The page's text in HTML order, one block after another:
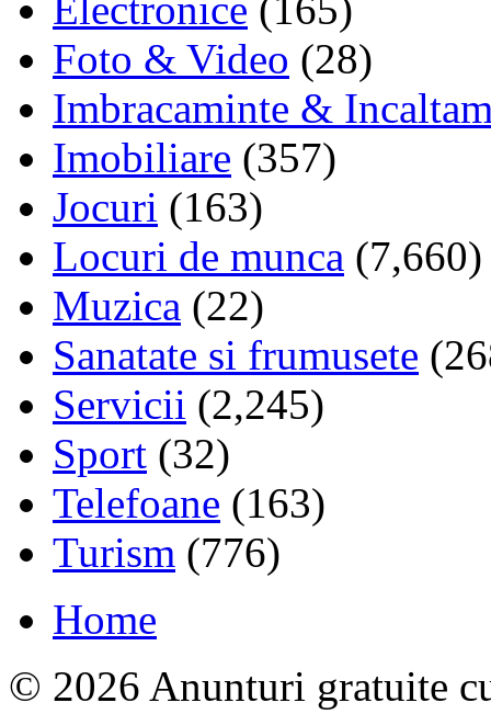
Foto & Video (28)
Imbracaminte &
Imobiliare (357)
Jocuri (163)
Locuri de munca (7,660)
Muzica (22)
Sanatate si frumusete
Servicii (2,245)
Sport (32)
Telefoane (163)
Turism (776)
Home
© 2026 Anunturi gratuite